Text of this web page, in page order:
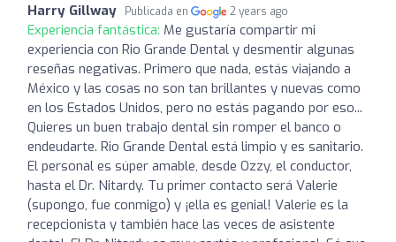
Harry Gillway Publicada en 2 years ago
Experiencia fantástica: Me gustaría compartir mi
experiencia con Rio Grande Dental y desmentir algunas
reseñas negativas. Primero que nada, estás viajando a
México y las cosas no son tan brillantes y nuevas como
en los Estados Unidos, pero no estás pagando por eso...
Quieres un buen trabajo dental sin romper el banco o
endeudarte. Rio Grande Dental está limpio y es sanitario.
El personal es súper amable, desde Ozzy, el conductor,
hasta el Dr. Nitardy. Tu primer contacto será Valerie
(supongo, fue conmigo) y ¡ella es genial! Valerie es la
recepcionista y también hace las veces de asistente